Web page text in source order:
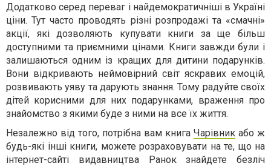
Додатково серед переваг і найдемократичніші в Україні
ціни. Тут часто проводять різні розпродажі та «смачні»
акції, які дозволяють купувати книги за ще більш
доступними та приємними цінами. Книги завжди були і
залишаються одним із кращих для дитини подарунків.
Вони відкривають неймовірний світ яскравих емоцій,
розвивають уяву та дарують знання. Тому радуйте своїх
дітей корисними для них подарунками, враження про
знайомство з якими буде з ними на все їх життя.
Незалежно від того, потрібна вам книга Чарівник або ж
будь-які інші книги, можете розраховувати на те, що на
інтернет-сайті видавництва Ранок знайдете безліч